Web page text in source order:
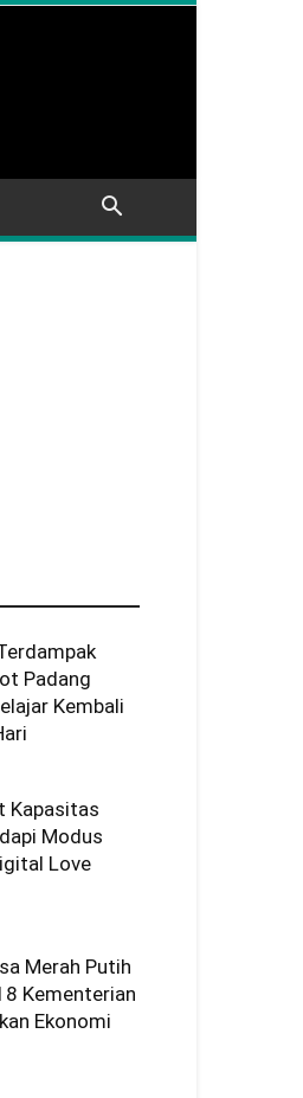
Padang
Kembali
Kapasitas
Modus
Love
Merah Putih
Kementerian
Ekonomi